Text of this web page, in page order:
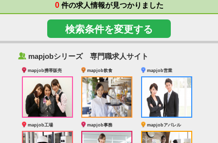
0件の求人情報が見つかりました
検索条件を変更する
‰ mapjobシリーズ 専門職求人サイト
mapjob携帯販売 mapjob飲食 mapjob営業
mapjob工場 mapjob事務 mapjobアパレル